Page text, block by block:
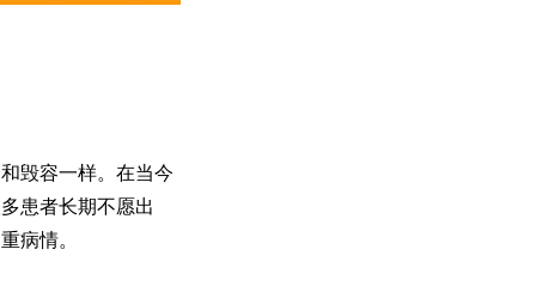
毁容一样。在当今
患者长期不愿出
病情。